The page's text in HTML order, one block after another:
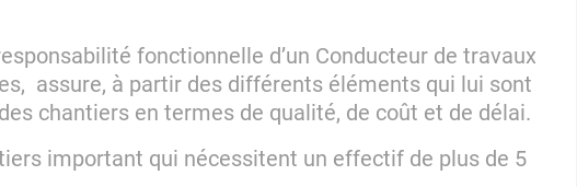
fonctionnelle d’un Conducteur de travaux
assure, à partir des différents éléments qui lui sont
chantiers en termes de qualité, de coût et de délai.
important qui nécessitent un effectif de plus de 5